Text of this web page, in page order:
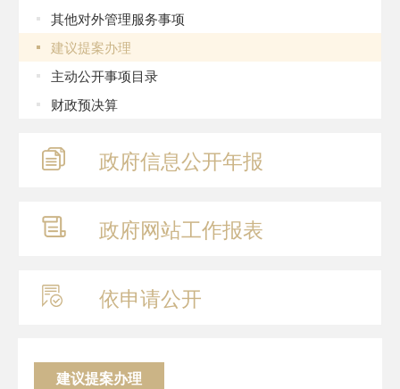
其他对外管理服务事项
建议提案办理
主动公开事项目录
财政预决算
政府信息公开年报
政府网站工作报表
依申请公开
建议提案办理